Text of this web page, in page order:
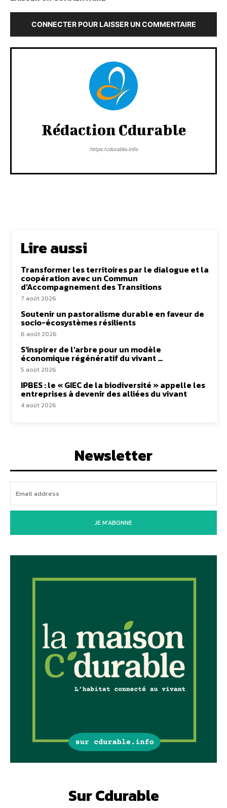
CONNECTER POUR LAISSER UN COMMENTAIRE
Rédaction Cdurable
https:/cdurable.info
Lire aussi
Transformer les territoires par le dialogue et la
coopération avec un Commun
d’Accompagnement des Transitions
7 août 2026
Soutenir un pastoralisme durable en faveur de
socio-écosystèmes résilients
6 août 2026
S’inspirer de l’arbre pour un modèle
économique régénératif du vivant …
5 août 2026
IPBES : le « GIEC de la biodiversité » appelle les
entreprises à devenir des alliées du vivant
4 août 2026
Newsletter
JE M'ABONNE
Sur Cdurable